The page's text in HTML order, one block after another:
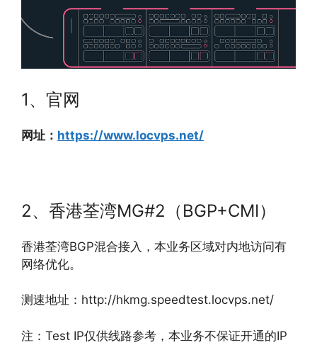
1、官网
网址： https://www.locvps.net/
2、香港荃湾MG#2（BGP+CMI）
香港荃湾BGP混合接入，本业务区域对内地访问有
网络优化。
测速地址：http://hkmg.speedtest.locvps.net/
注：Test IP仅供线路参考，本业务不保证开通的IP